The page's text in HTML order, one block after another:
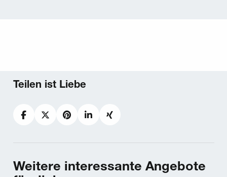
Teilen ist Liebe
FacebookTwitterPinterestLinkedInXing
Weitere interessante Angebote